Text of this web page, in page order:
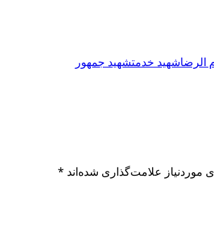
الرضاشهید خدمتشهید جمهور
موردنیاز علامت‌گذاری شده‌اند *